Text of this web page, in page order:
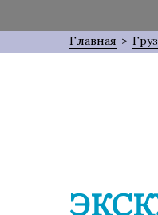
Главная >